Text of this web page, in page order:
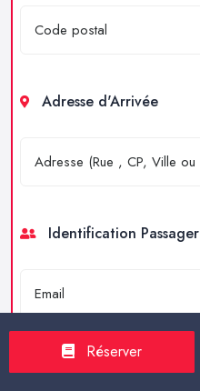
Adresse d'Arrivée
Identification Passager
Réserver